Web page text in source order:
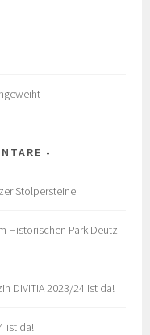
Stolpersteine
Historischen Park Deutz
DIVITIA 2023/24 ist da!
ist da!